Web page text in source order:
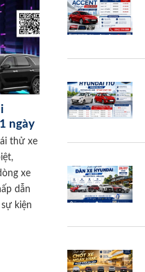
ngày
thử xe
xe
dẫn
kiện